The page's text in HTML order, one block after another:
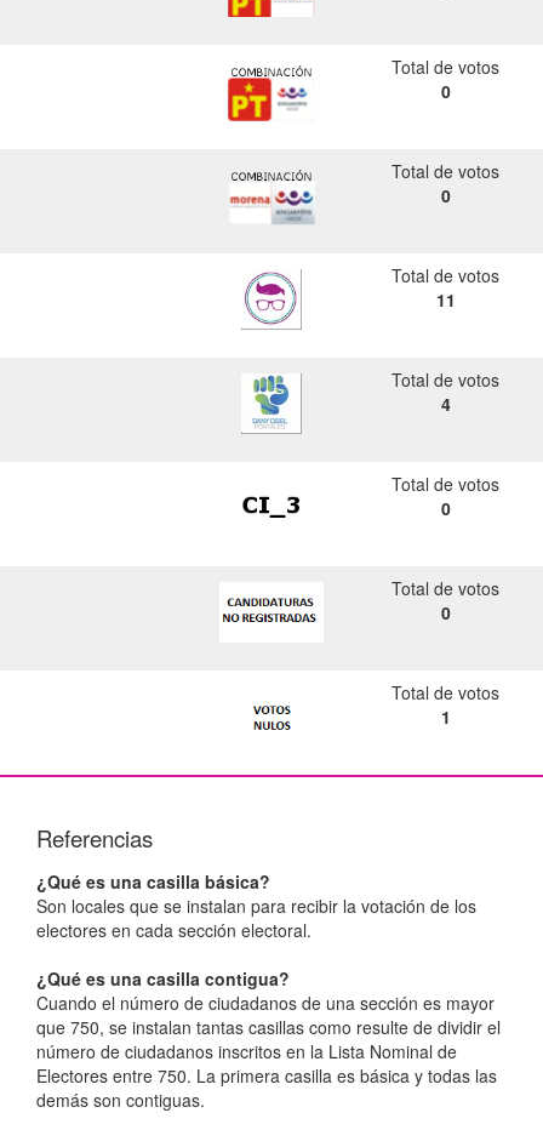
Total de votos
0
Total de votos
0
Total de votos
11
Total de votos
4
Total de votos
0
Total de votos
0
Total de votos
1
Referencias
¿Qué es una casilla básica?
Son locales que se instalan para recibir la votación de los
electores en cada sección electoral.
¿Qué es una casilla contigua?
Cuando el número de ciudadanos de una sección es mayor
que 750, se instalan tantas casillas como resulte de dividir el
número de ciudadanos inscritos en la Lista Nominal de
Electores entre 750. La primera casilla es básica y todas las
demás son contiguas.